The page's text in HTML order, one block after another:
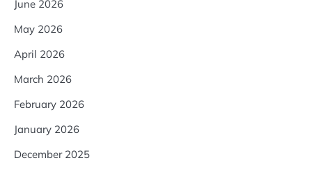
June 2026
May 2026
April 2026
March 2026
February 2026
January 2026
December 2025